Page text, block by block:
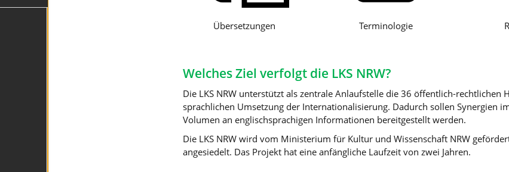
Übersetzungen Terminologie
Welches Ziel verfolgt die LKS NRW?
Die LKS NRW unterstützt als zentrale Anlaufstelle die 36 öffentlich-
sprachlichen Umsetzung der Internationalisierung. Dadurch sollen Synergien
Volumen an englischsprachigen Informationen bereitgestellt werden.
Die LKS NRW wird vom Ministerium für Kultur und Wissenschaft NRW
angesiedelt. Das Projekt hat eine anfängliche Laufzeit von zwei Jahren.